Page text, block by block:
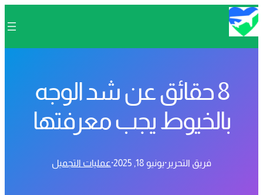
8 حقائق عن شد الوجه
بالخيوط يجب معرفتها
فريق التحرير ·يونيو 18, 2025 ·عمليات التجميل